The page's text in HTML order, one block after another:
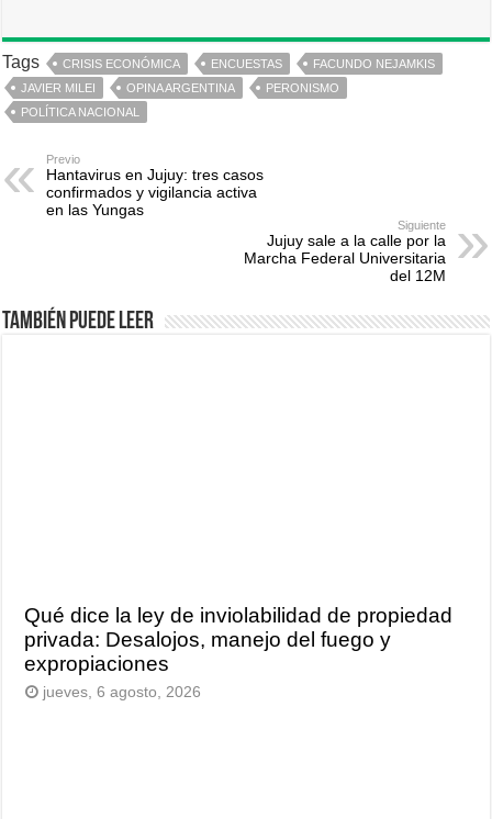
Tags CRISIS ECONÓMICA ENCUESTAS
FACUNDO NEJAMKIS
JAVIER MILEI
OPINA ARGENTINA
PERONISMO
POLÍTICA NACIONAL
Previo
Hantavirus en Jujuy: tres casos
confirmados y vigilancia activa
en las Yungas
Siguiente
Jujuy sale a la calle por la
Marcha Federal Universitaria
del 12M
También puede leer
Qué dice la ley de inviolabilidad de propiedad
privada: Desalojos, manejo del fuego y
expropiaciones
jueves, 6 agosto, 2026